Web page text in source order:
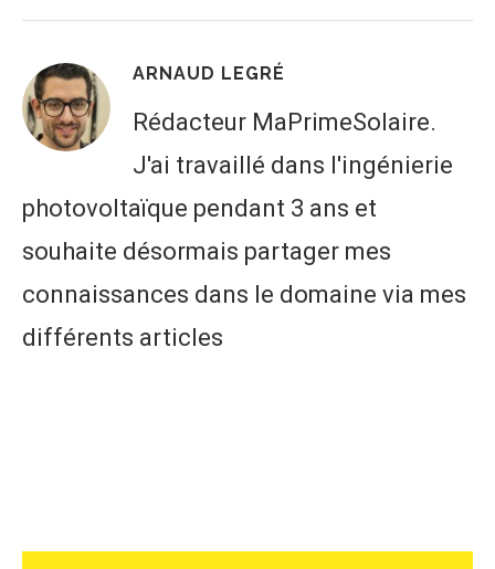
ARNAUD LEGRÉ
Rédacteur MaPrimeSolaire.
J'ai travaillé dans l'ingénierie
photovoltaïque pendant 3 ans et
souhaite désormais partager mes
connaissances dans le domaine via mes
différents articles